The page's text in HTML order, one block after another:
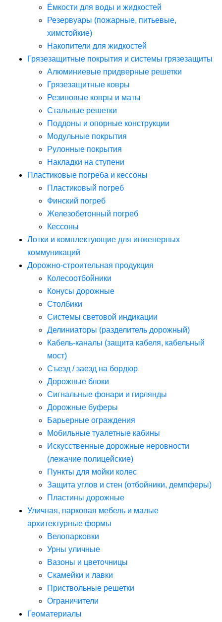
Ёмкости для воды и жидкостей
Резервуары (пожарные, питьевые,
химстойкие)
Накопители для жидкостей
Грязезащитные покрытия и системы грязезащиты
Алюминиевые придверные решетки
Грязезащитные ковры
Резиновые ковры и маты
Стальные решетки
Поддоны и опорные конструкции
Модульные покрытия
Рулонные покрытия
Накладки на ступени
Пластиковые погреба и кессоны
Пластиковый погреб
Финский погреб
Железобетонный погреб
Кессоны
Лотки и комплектующие для инженерных
коммуникаций
Дорожно-строительная продукция
Колесоотбойники
Конусы дорожные
Столбики
Системы световой индикации
Делиниаторы (разделитель дорожный)
Кабель-каналы (защита кабеля, кабельный
мост)
Съезд / заезд на бордюр
Дорожные блоки
Сигнальные фонари и гирлянды
Дорожные буферы
Барьерные ограждения
Мобильные туалетные кабины
Искусственные дорожные неровности
(лежачие полицейские)
Пункты для мойки колес
Защита углов и стен (отбойники, демпферы)
Пластины дорожные
Уличная, парковая мебель и малые
архитектурные формы
Велопарковки
Урны уличные
Вазоны и цветочницы
Скамейки и лавки
Приствольные решетки
Ограничители
Геоматериалы